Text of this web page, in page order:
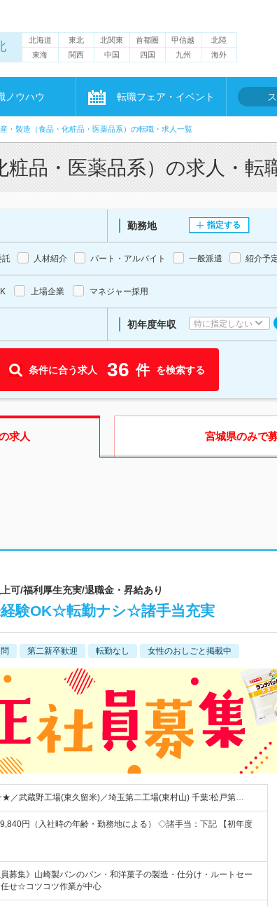
北海道 東北 北関東 首都圏 甲信越
北陸
東海
関西 中国 四国 九州 海外
ノウハウ 転職フェア・イベント
・製造（食品・化粧品・医薬品系）の転職・求人一覧
品・医薬品系）の求人・転
勤務地 指定する
託 人材紹介 パート・アルバイト 一般派遣 紹介予
上場企業 マネジャー採用
初年度年収 特に指定しない
条件に合う求人 36 件 を検索する
求人 宮城県のみで
可/福利厚生充実/退職金・昇給あり
験OK☆転勤ナシ☆諸手当充実
第二新卒歓迎 転勤なし 女性のおしごと掲載中
／武蔵野工場(東久留米)／埼玉第二工場(東村山) 千葉:松戸第…
円（入社時の年齢・勤務地による） ◇諸手当：下記 【初年度
募集》山崎製パンのパン・和洋菓子の製造・仕分け・ルートセー
せ☆コツコツ作業が中心